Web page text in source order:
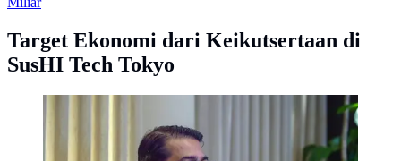
Target Ekonomi dari Keikutsertaan di
SusHI Tech Tokyo